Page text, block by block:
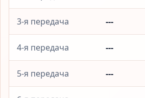
3-я передача ---
4-я передача ---
5-я передача ---